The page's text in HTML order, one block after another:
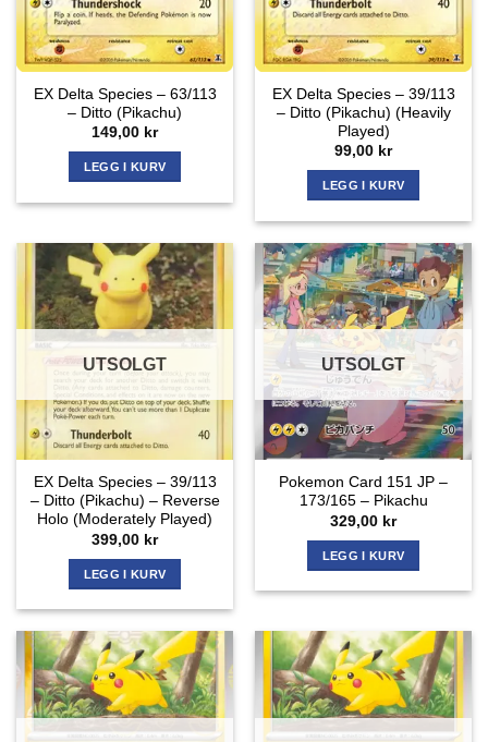
EX Delta Species – 63/113
– Ditto (Pikachu)
149,00 kr
LEGG I KURV
EX Delta Species – 39/113
– Ditto (Pikachu) (Heavily
Played)
99,00 kr
LEGG I KURV
UTSOLGT
EX Delta Species – 39/113
– Ditto (Pikachu) – Reverse
Holo (Moderately Played)
399,00 kr
LEGG I KURV
UTSOLGT
Pokemon Card 151 JP –
173/165 – Pikachu
329,00 kr
LEGG I KURV